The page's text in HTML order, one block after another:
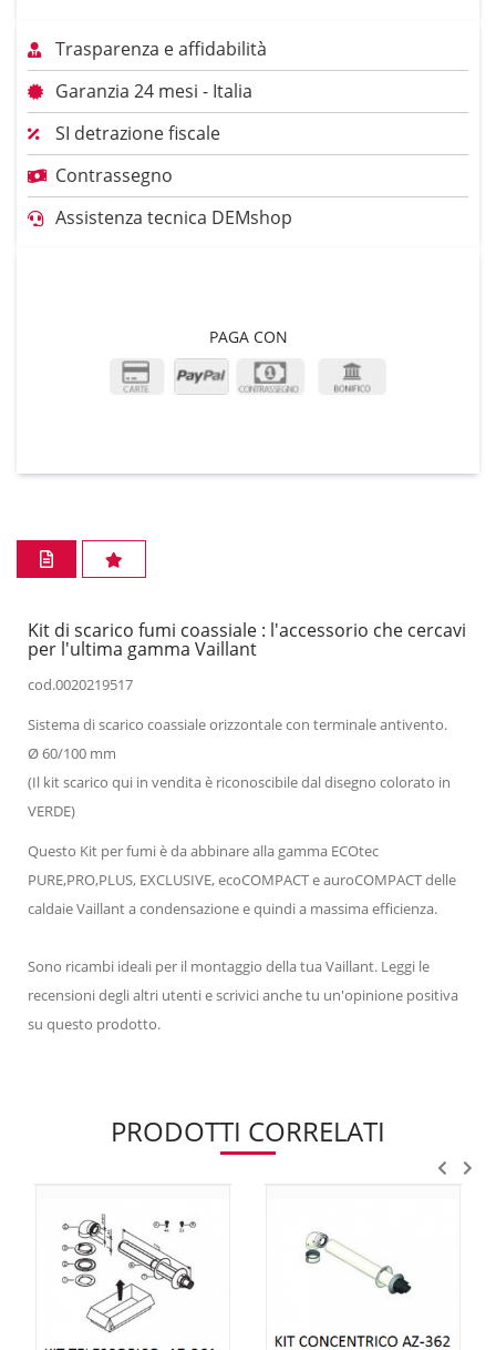
Trasparenza e affidabilità
Garanzia 24 mesi - Italia
SI detrazione fiscale
Contrassegno
Assistenza tecnica DEMshop
PAGA CON
Kit di scarico fumi coassiale : l'accessorio che cercavi
per l'ultima gamma Vaillant
cod.0020219517
Sistema di scarico coassiale orizzontale con terminale antivento.
Ø 60/100 mm
(Il kit scarico qui in vendita è riconoscibile dal disegno colorato in
VERDE)
Questo Kit per fumi è da abbinare alla gamma ECOtec
PURE,PRO,PLUS, EXCLUSIVE, ecoCOMPACT e auroCOMPACT delle
caldaie Vaillant a condensazione e quindi a massima efficienza.
Sono ricambi ideali per il montaggio della tua Vaillant. Leggi le
recensioni degli altri utenti e scrivici anche tu un'opinione positiva
su questo prodotto.
PRODOTTI CORRELATI